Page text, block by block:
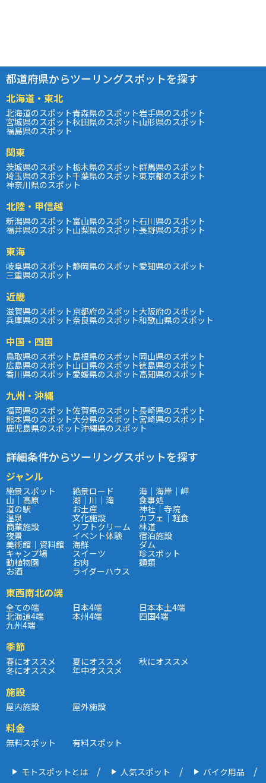
都道府県からツーリングスポットを探す
北海道・東北
北海道のスポット青森県のスポット岩手県のスポット
宮城県のスポット秋田県のスポット山形県のスポット
福島県のスポット
関東
茨城県のスポット栃木県のスポット群馬県のスポット
埼玉県のスポット千葉県のスポット東京都のスポット
神奈川県のスポット
北陸・甲信越
新潟県のスポット富山県のスポット石川県のスポット
福井県のスポット山梨県のスポット長野県のスポット
東海
岐阜県のスポット静岡県のスポット愛知県のスポット
三重県のスポット
近畿
滋賀県のスポット京都府のスポット大阪府のスポット
兵庫県のスポット奈良県のスポット和歌山県のスポット
中国・四国
鳥取県のスポット島根県のスポット岡山県のスポット
広島県のスポット山口県のスポット徳島県のスポット
香川県のスポット愛媛県のスポット高知県のスポット
九州・沖縄
福岡県のスポット佐賀県のスポット長崎県のスポット
熊本県のスポット大分県のスポット宮崎県のスポット
鹿児島県のスポット沖縄県のスポット
詳細条件からツーリングスポットを探す
ジャンル
絶景スポット 絶景ロード 海｜海岸｜岬
山｜高原 湖｜川｜滝 食事処
道の駅 お土産 神社｜寺院
温泉 文化施設 カフェ｜軽食
商業施設 ソフトクリーム 林道
夜景 イベント体験 宿泊施設
美術館｜資料館 海鮮 ダム
キャンプ場 スイーツ 珍スポット
動植物園 お肉 麺類
お酒 ライダーハウス
東西南北の端
全ての端 日本4端 日本本土4端
北海道4端 本州4端 四国4端
九州4端
季節
春にオススメ 夏にオススメ 秋にオススメ
冬にオススメ 年中オススメ
施設
屋内施設 屋外施設
料金
無料スポット 有料スポット
モトスポットとは 人気スポット バイク用品